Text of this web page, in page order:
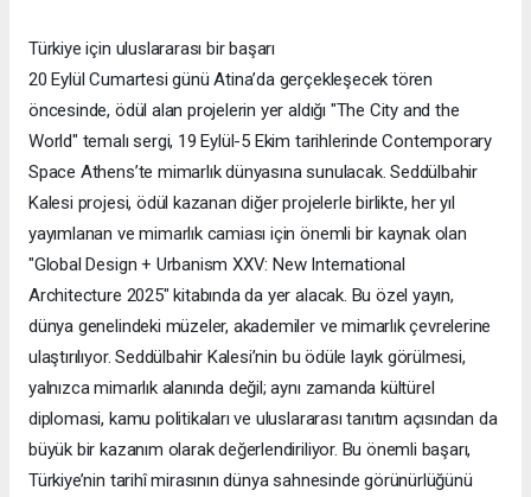
Türkiye için uluslararası bir başarı
20 Eylül Cumartesi günü Atina’da gerçekleşecek tören
öncesinde, ödül alan projelerin yer aldığı "The City and the
World" temalı sergi, 19 Eylül-5 Ekim tarihlerinde Contemporary
Space Athens’te mimarlık dünyasına sunulacak. Seddülbahir
Kalesi projesi, ödül kazanan diğer projelerle birlikte, her yıl
yayımlanan ve mimarlık camiası için önemli bir kaynak olan
"Global Design + Urbanism XXV: New International
Architecture 2025" kitabında da yer alacak. Bu özel yayın,
dünya genelindeki müzeler, akademiler ve mimarlık çevrelerine
ulaştırılıyor. Seddülbahir Kalesi’nin bu ödüle layık görülmesi,
yalnızca mimarlık alanında değil; aynı zamanda kültürel
diplomasi, kamu politikaları ve uluslararası tanıtım açısından da
büyük bir kazanım olarak değerlendiriliyor. Bu önemli başarı,
Türkiye’nin tarihî mirasının dünya sahnesinde görünürlüğünü